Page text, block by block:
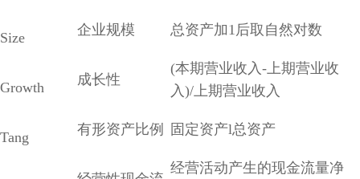
Size 企业规模 总资产加1后取自然对数
Growth 成长性
(本期营业收入-上期营业收
入)/上期营业收入
Tang 有形资产比例 固定资产l总资产
经营活动产生的现金流量净